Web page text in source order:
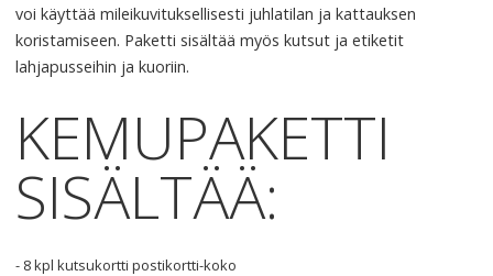
voi käyttää mileikuvituksellisesti juhlatilan ja kattauksen
koristamiseen. Paketti sisältää myös kutsut ja etiketit
lahjapusseihin ja kuoriin.
KEMUPAKETTI
SISÄLTÄÄ:
- 8 kpl kutsukortti postikortti-koko